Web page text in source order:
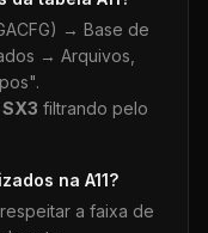
→ Base de
→ Arquivos,
SX3 filtrando pelo
na A11?
a faixa de